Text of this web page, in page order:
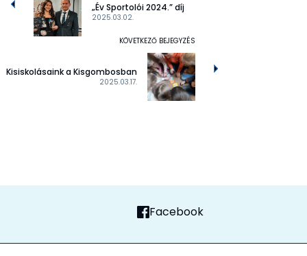
2025.03.02.
„Év Sportolói 2024.” díj
KÖVETKEZŐ BEJEGYZÉS
2025.03.17.
Kisiskolásaink a Kisgombosban
Facebook